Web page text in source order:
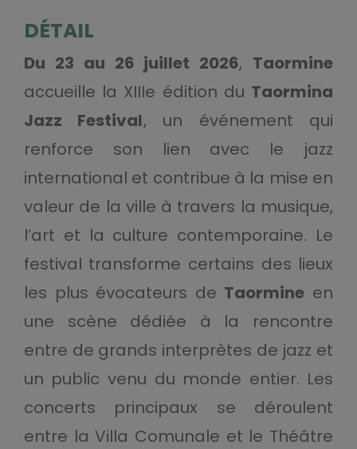
DÉTAIL
Du 23 au 26 juillet 2026, Taormine
accueille la XIIIe édition du Taormina
Jazz Festival, un événement qui
renforce son lien avec le jazz
international et contribue à la mise en
valeur de la ville à travers la musique,
l’art et la culture contemporaine. Le
festival transforme certains des lieux
les plus évocateurs de Taormine en
une scène dédiée à la rencontre
entre de grands interprètes de jazz et
un public venu du monde entier. Les
concerts principaux se déroulent
entre la Villa Comunale et le Théâtre